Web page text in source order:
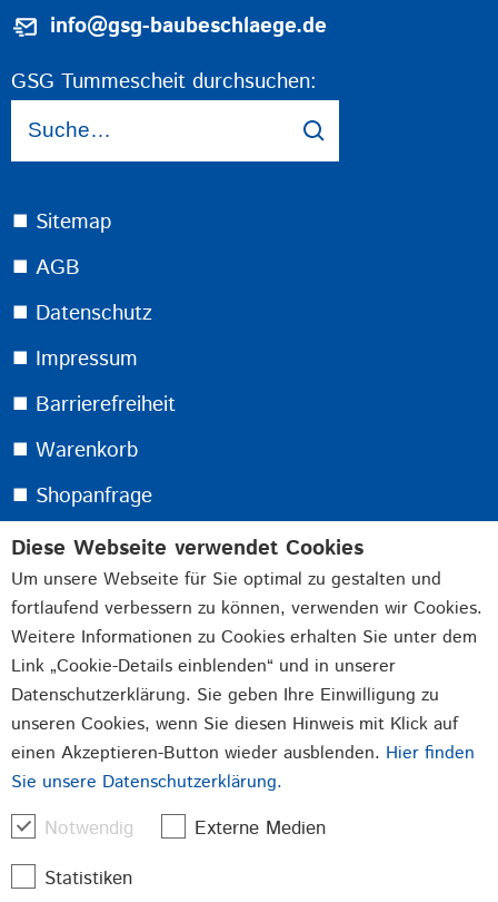
Diese Webseite verwendet Cookies
Um unsere Webseite für Sie optimal zu gestalten und
fortlaufend verbessern zu können, verwenden wir Cookies.
Weitere Informationen zu Cookies erhalten Sie unter dem
Link „Cookie-Details einblenden“ und in unserer
Datenschutzerklärung. Sie geben Ihre Einwilligung zu
unseren Cookies, wenn Sie diesen Hinweis mit Klick auf
einen Akzeptieren-Button wieder ausblenden. Hier finden
Sie unsere Datenschutzerklärung.
Notwendig
Externe Medien
Statistiken
info@gsg-baubeschlaege.de
GSG Tummescheit durchsuchen:
⯀ Sitemap
⯀ AGB
⯀ Datenschutz
⯀ Impressum
⯀ Barrierefreiheit
⯀ Warenkorb
⯀ Shopanfrage
Melden Sie sich jetzt für unseren kostenlosen
Newsletter an:
Durch Absenden der von Ihnen eingegebenen Daten
willigen Sie in die Datenverarbeitung ein und bestätigen
unsere Datenschutzerklärung
Jetzt Anmelden
Beschläge